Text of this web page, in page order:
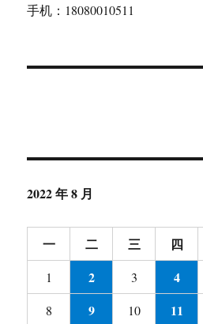
手机：18080010511
2022 年 8 月
一 二 三 四
1 2 3 4
8
9 10 11